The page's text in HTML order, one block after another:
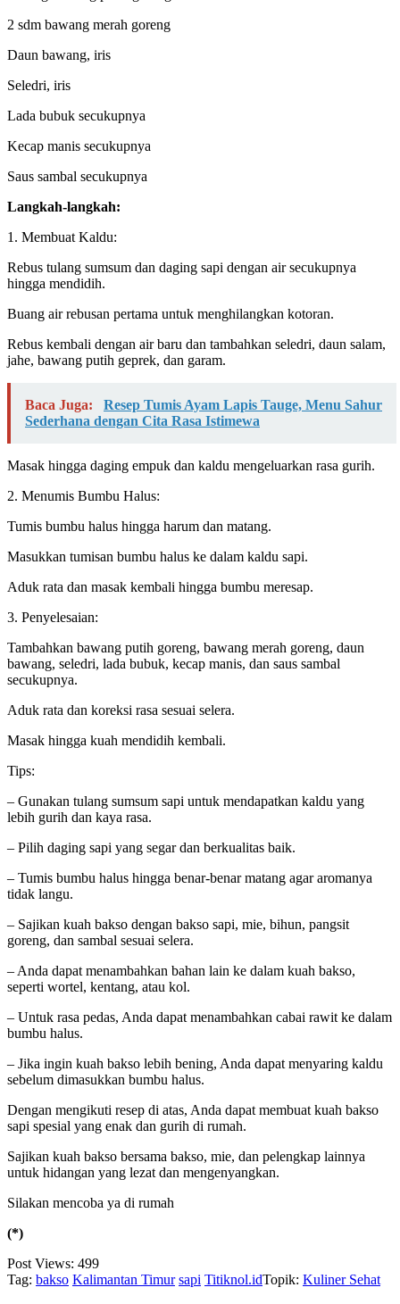
2 sdm bawang merah goreng
Daun bawang, iris
Seledri, iris
Lada bubuk secukupnya
Kecap manis secukupnya
Saus sambal secukupnya
Langkah-langkah:
1. Membuat Kaldu:
Rebus tulang sumsum dan daging sapi dengan air secukupnya
hingga mendidih.
Buang air rebusan pertama untuk menghilangkan kotoran.
Rebus kembali dengan air baru dan tambahkan seledri, daun salam,
jahe, bawang putih geprek, dan garam.
Baca Juga:
Resep Tumis Ayam Lapis Tauge, Menu Sahur
Sederhana dengan Cita Rasa Istimewa
Masak hingga daging empuk dan kaldu mengeluarkan rasa gurih.
2. Menumis Bumbu Halus:
Tumis bumbu halus hingga harum dan matang.
Masukkan tumisan bumbu halus ke dalam kaldu sapi.
Aduk rata dan masak kembali hingga bumbu meresap.
3. Penyelesaian:
Tambahkan bawang putih goreng, bawang merah goreng, daun
bawang, seledri, lada bubuk, kecap manis, dan saus sambal
secukupnya.
Aduk rata dan koreksi rasa sesuai selera.
Masak hingga kuah mendidih kembali.
Tips:
– Gunakan tulang sumsum sapi untuk mendapatkan kaldu yang
lebih gurih dan kaya rasa.
– Pilih daging sapi yang segar dan berkualitas baik.
– Tumis bumbu halus hingga benar-benar matang agar aromanya
tidak langu.
– Sajikan kuah bakso dengan bakso sapi, mie, bihun, pangsit
goreng, dan sambal sesuai selera.
– Anda dapat menambahkan bahan lain ke dalam kuah bakso,
seperti wortel, kentang, atau kol.
– Untuk rasa pedas, Anda dapat menambahkan cabai rawit ke dalam
bumbu halus.
– Jika ingin kuah bakso lebih bening, Anda dapat menyaring kaldu
sebelum dimasukkan bumbu halus.
Dengan mengikuti resep di atas, Anda dapat membuat kuah bakso
sapi spesial yang enak dan gurih di rumah.
Sajikan kuah bakso bersama bakso, mie, dan pelengkap lainnya
untuk hidangan yang lezat dan mengenyangkan.
Silakan mencoba ya di rumah
(*)
Post Views: 499
Tag: bakso Kalimantan Timur sapi Titiknol.idTopik: Kuliner Sehat